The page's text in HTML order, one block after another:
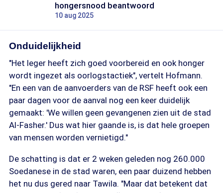
hongersnood beantwoord
10 aug 2025
Onduidelijkheid
"Het leger heeft zich goed voorbereid en ook honger
wordt ingezet als oorlogstactiek", vertelt Hofmann.
"En een van de aanvoerders van de RSF heeft ook een
paar dagen voor de aanval nog een keer duidelijk
gemaakt: 'We willen geen gevangenen zien uit de stad
Al-Fasher.' Dus wat hier gaande is, is dat hele groepen
van mensen worden vernietigd."
De schatting is dat er 2 weken geleden nog 260.000
Soedanese in de stad waren, een paar duizend hebben
het nu dus gered naar Tawila. "Maar dat betekent dat